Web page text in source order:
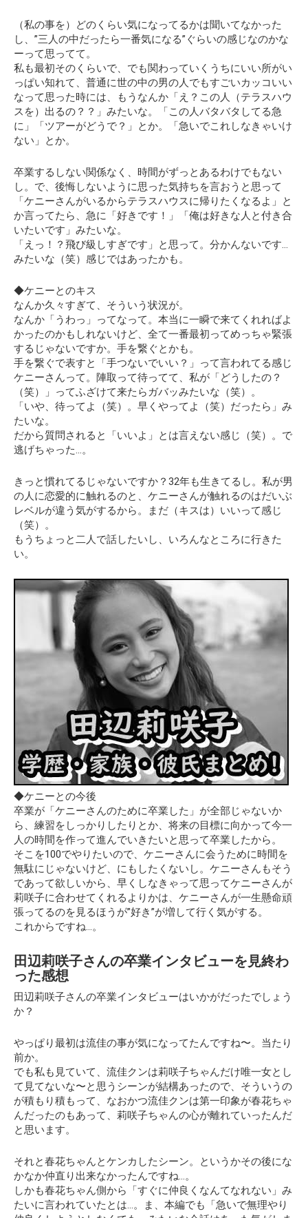
（私の事を）どのくらい気になってるかは聞いてなかった
し、”三人の中だったら一番気になる”ぐらいの感じなのかな
ーって思ってて。
私も最初そのくらいで、でも関わっていくうちにいい所がい
っぱい知れて、普通に世の中の男の人でもすごいカッコいい
なって思った時には、もうなんか「え？この人（テラスハウ
スを）出るの？？」みたいな。「この人バタバタしてる急
に」「ツアーがどうで？」とか。「急いでこれしなきゃいけ
ない」とか。
卒業するしない関係なく、時間がずっとあるわけでもない
し。で、後悔しないように思った気持ちを言おうと思って
「ケニーさんがいるからテラスハウスに帰りたくなるよ」
と
か言ってたら、急に 「好きです！」「俺は好きな人と付き合
いたいです」 みたいな。
「えっ！？飛び級しすぎです」と思って。分かんないです…
みたいな（笑）感じではあったかも。
◆ケニーとのキス
なんか久々すぎて、そういう状況が。
なんか「うわっ」ってなって。本当に一瞬で来てくれればよ
かったのかもしれないけど、全て一番最初ってめっちゃ緊張
するじゃないですか。手を繋ぐとかも。
手を繋ぐで表すと「手つないでいい？」って言われてる感じ
ケニーさんって。陣取って待ってて、私が「どうしたの？
（笑）」ってふざけて来たらガバッみたいな（笑）。
「いや、待ってよ（笑）。早くやってよ（笑）だったら」み
たいな。
だから質問されると「いいよ」とは言えない感じ（笑）。で
逃げちゃった…。
きっと慣れてるじゃないですか？32年も生きてるし。私が男
の人に恋愛的に触れるのと、ケニーさんが触れるのはだいぶ
レベルが違う気がするから。まだ（キスは）いいって感じ
（笑）。
もうちょっと二人で話したいし、いろんなところに行きた
い。
◆ケニーとの今後
卒業が「ケニーさんのために卒業した」が全部じゃないか
ら、練習をしっかりしたりとか、将来の目標に向かって今一
人の時間を作って進んでいきたいと思って卒業したから。
そこを100でやりたいので、ケニーさんに会うために時間を
無駄にじゃないけど、にもしたくないし。ケニーさんもそう
であって欲しいから、早くしなきゃって思ってケニーさんが
莉咲子に合わせてくれるよりかは、ケニーさんが一生懸命頑
張ってるのを見るほうが”好き”が増して行く気がする。
これからですね…。
田辺莉咲子さんの卒業インタビューを見終わ
った感想
田辺莉咲子さんの卒業インタビューはいかがだったでしょう
か？
やっぱり最初は流佳の事が気になってたんですね〜。当たり
前か。
でも私も見ていて、流佳クンは莉咲子ちゃんだけ唯一女とし
て見てないな〜と思うシーンが結構あったので、そういうの
が積もり積もって、なおかつ流佳クンは第一印象が春花ちゃ
んだったのもあって、莉咲子ちゃんの心が離れていったんだ
と思います。
それと春花ちゃんとケンカしたシーン。というかその後にな
かなか仲直り出来なかったんですね…。
しかも春花ちゃん側から「すぐに仲良くなんてなれない」み
たいに言われていたとは…。ま、本編でも「急いで無理やり